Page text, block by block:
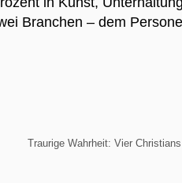
Branchen – dem
Traurige Wahrheit: Vier